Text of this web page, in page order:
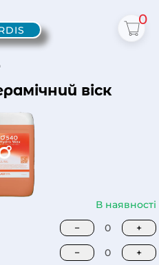
0
віск
В наявності
− 0 +
− 0 +